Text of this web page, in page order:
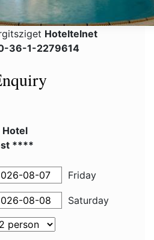
Hoteltelnet
36-1-2279614
****
Friday
Saturday